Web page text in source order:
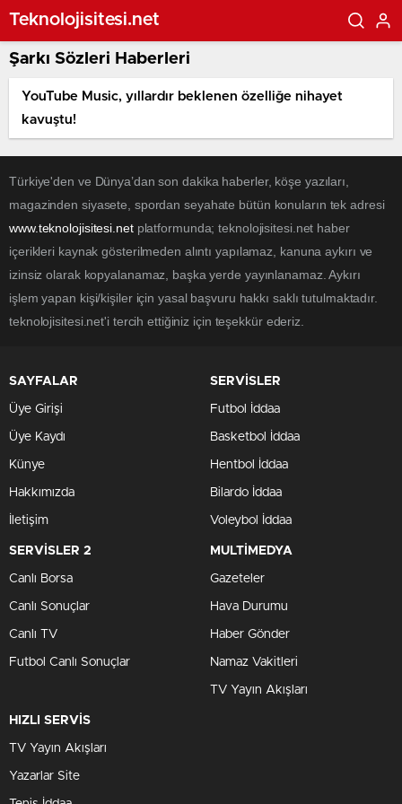
Teknolojisitesi.net
Şarkı Sözleri Haberleri
YouTube Music, yıllardır beklenen özelliğe nihayet
kavuştu!
Türkiye'den ve Dünya’dan son dakika haberler, köşe yazıları,
magazinden siyasete, spordan seyahate bütün konuların tek adresi
www.teknolojisitesi.netplatformunda; teknolojisitesi.net haber
içerikleri kaynak gösterilmeden alıntı yapılamaz, kanuna aykırı ve
izinsiz olarak kopyalanamaz, başka yerde yayınlanamaz. Aykırı
işlem yapan kişi/kişiler için yasal başvuru hakkı saklı tutulmaktadır.
teknolojisitesi.net'i tercih ettiğiniz için teşekkür ederiz.
SAYFALAR
Üye Girişi
Üye Kaydı
Künye
Hakkımızda
İletişim
SERVİSLER
Futbol İddaa
Basketbol İddaa
Hentbol İddaa
Bilardo İddaa
Voleybol İddaa
SERVİSLER 2
Canlı Borsa
Canlı Sonuçlar
Canlı TV
Futbol Canlı Sonuçlar
MULTİMEDYA
Gazeteler
Hava Durumu
Haber Gönder
Namaz Vakitleri
TV Yayın Akışları
HIZLI SERVİS
TV Yayın Akışları
Yazarlar Site